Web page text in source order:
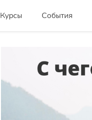
Курсы События